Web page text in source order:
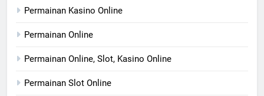
Permainan Kasino Online
Permainan Online
Permainan Online, Slot, Kasino Online
Permainan Slot Online